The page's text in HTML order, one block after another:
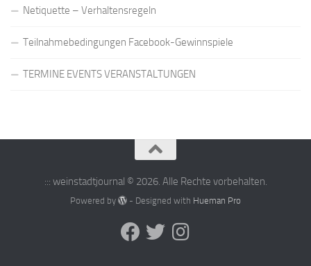
Netiquette – Verhaltensregeln
Teilnahmebedingungen Facebook-Gewinnspiele
TERMINE EVENTS VERANSTALTUNGEN
::: weinstadtjournal © 2026. Alle Rechte vorbehalten.
Powered by - Designed with Hueman Pro